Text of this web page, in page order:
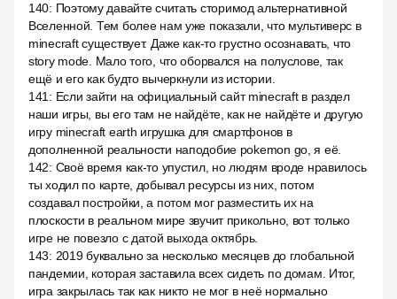
140: Поэтому давайте считать сторимод альтернативной
Вселенной. Тем более нам уже показали, что мультиверс в
minecraft существует. Даже как-то грустно осознавать, что
story mode. Мало того, что оборвался на полуслове, так
ещё и его как будто вычеркнули из истории.
141 : Если зайти на официальный сайт minecraft в раздел
наши игры, вы его там не найдёте, как не найдёте и другую
игру minecraft earth игрушка для смартфонов в
дополненной реальности наподобие pokemon go, я её.
142: Своё время как-то упустил, но людям вроде нравилось
ты ходил по карте, добывал ресурсы из них, потом
создавал постройки, а потом мог разместить их на
плоскости в реальном мире звучит прикольно, вот только
игре не повезло с датой выхода октябрь.
143: 2019 буквально за несколько месяцев до глобальной
пандемии, которая заставила всех сидеть по домам. Итог,
игра закрылась так как никто не мог в неё нормально